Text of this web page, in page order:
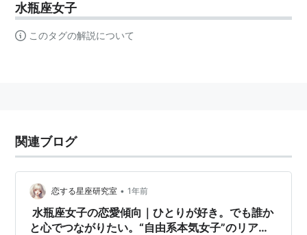
水瓶座女子
このタグの解説について
関連ブログ
恋する星座研究室 • 1年前
水瓶座女子の恋愛傾向｜ひとりが好き。でも誰か
と心でつながりたい。“自由系本気女子”のリアル